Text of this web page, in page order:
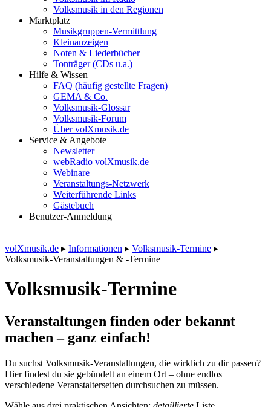
Volksmusik in den Regionen
Marktplatz
Musikgruppen-Vermittlung
Kleinanzeigen
Noten & Liederbücher
Tonträger (CDs u.a.)
Hilfe & Wissen
FAQ (häufig gestellte Fragen)
GEMA & Co.
Volksmusik-Glossar
Volksmusik-Forum
Über volXmusik.de
Service & Angebote
Newsletter
webRadio volXmusik.de
Webinare
Veranstaltungs-Netzwerk
Weiterführende Links
Gästebuch
Benutzer-Anmeldung
volXmusik.de ▸ Informationen ▸ Volksmusik-Termine ▸
Volksmusik-Veranstaltungen & -Termine
Volksmusik-Termine
Veranstaltungen finden oder bekannt
machen – ganz einfach!
Du suchst Volksmusik-Veranstaltungen, die wirklich zu dir passen?
Hier findest du sie gebündelt an einem Ort – ohne endlos
verschiedene Veranstalterseiten durchsuchen zu müssen.